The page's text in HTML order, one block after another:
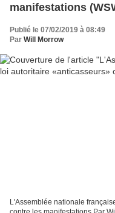
manifestations
Publié le 07/02/2019 à 08:49
Par Will Morrow
L'Assemblée nationale